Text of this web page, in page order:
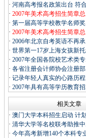
· 河南高考报名政策出台 符
· 2007年美术高考招生简章总
· 第一届高等学校教学名师奖
· 2007年美术高考招生简章总
· 2006年北京自考英语不再承
· 世界第一17岁上海女孩新托
· 2007年全国各院校艺术类专
· 各省注册会计师协会注册部
· 记录年轻人真实的心路历程
· 2007年具有高等学历教育招
相关文章
· 澳门大学本科招生启动 计
· 清华大学等名校联考助推中
· 今年高考新增140个本科专